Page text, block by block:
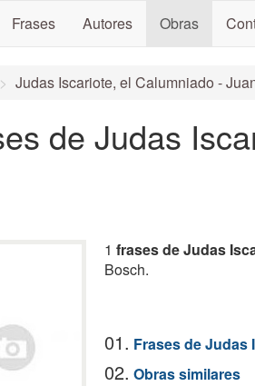
Frases Autores Obras
Judas Iscariote, el Calumniado -
de Judas
1 frases de Judas
Bosch.
01. Frases de Judas
02. Obras similares